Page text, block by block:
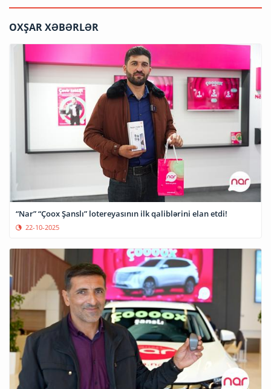
OXŞAR XƏBƏRLƏR
“Nar” “Çoox Şanslı” lotereyasının ilk qaliblərini elan etdi!
22-10-2025